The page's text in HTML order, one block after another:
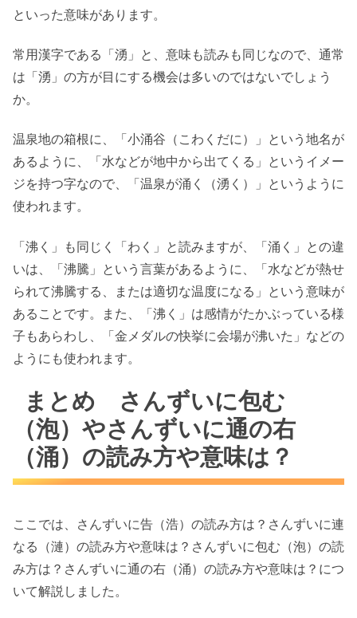
といった意味があります。
常用漢字である「湧」と、意味も読みも同じなので、通常
は「湧」の方が目にする機会は多いのではないでしょう
か。
温泉地の箱根に、「小涌谷（こわくだに）」という地名が
あるように、「水などが地中から出てくる」というイメー
ジを持つ字なので、「温泉が涌く（湧く）」というように
使われます。
「沸く」も同じく「わく」と読みますが、「涌く」との違
いは、「沸騰」という言葉があるように、「水などが熱せ
られて沸騰する、または適切な温度になる」という意味が
あることです。また、「沸く」は感情がたかぶっている様
子もあらわし、「金メダルの快挙に会場が沸いた」などの
ようにも使われます。
まとめ さんずいに包む
（泡）やさんずいに通の右
（涌）の読み方や意味は？
ここでは、さんずいに告（浩）の読み方は？さんずいに連
なる（漣）の読み方や意味は？さんずいに包む（泡）の読
み方は？さんずいに通の右（涌）の読み方や意味は？につ
いて解説しました。